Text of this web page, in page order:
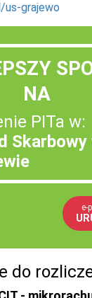
us-grajewo
NA
PITa w:
Skarbowy
e-
do